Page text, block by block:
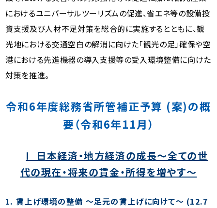
におけるユニバーサルツーリズムの促進、省エネ等の設備投
資支援及び人材不足対策を総合的に実施するとともに、観
光地における交通空白の解消に向けた「観光の足」確保や空
港における先進機器の導入支援等の受入環境整備に向けた
対策を推進。
令和6年度総務省所管補正予算 (案)の概
要（令和6年11月）
I 日本経済・地方経済の成長〜全ての世
代の現在・将来の賃金・所得を増やす〜
1. 賃上げ環境の整備 〜足元の賃上げに向けて〜 (12.7